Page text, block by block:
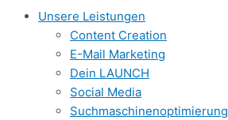
Unsere Leistungen
Content Creation
E-Mail Marketing
Dein LAUNCH
Social Media
Suchmaschinenoptimierung